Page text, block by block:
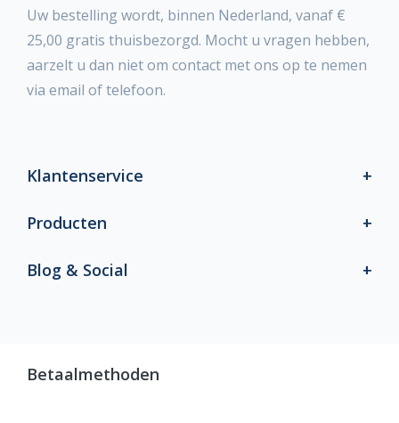
Uw bestelling wordt, binnen Nederland, vanaf €
25,00 gratis thuisbezorgd. Mocht u vragen hebben,
aarzelt u dan niet om contact met ons op te nemen
via email of telefoon.
Klantenservice
Producten
Blog & Social
Betaalmethoden